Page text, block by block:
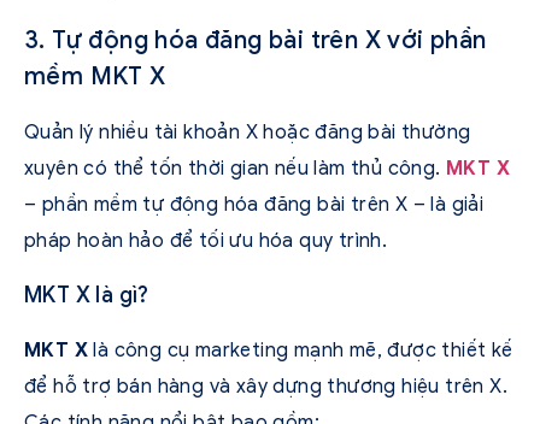
3. Tự động hóa đăng bài trên X với phần
mềm MKT X
Quản lý nhiều tài khoản X hoặc đăng bài thường
xuyên có thể tốn thời gian nếu làm thủ công. MKT X
– phần mềm tự động hóa đăng bài trên X – là giải
pháp hoàn hảo để tối ưu hóa quy trình.
MKT X là gì?
MKT X là công cụ marketing mạnh mẽ, được thiết kế
để hỗ trợ bán hàng và xây dựng thương hiệu trên X.